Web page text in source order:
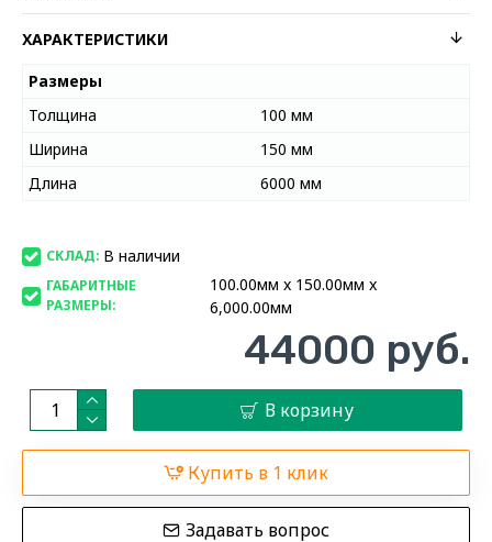
ХАРАКТЕРИСТИКИ
Размеры
Толщина
100 мм
Ширина
150 мм
Длина
6000 мм
СКЛАД: В наличии
ГАБАРИТНЫЕ
РАЗМЕРЫ:
100.00мм x 150.00мм x
6,000.00мм
44000 руб.
В корзину
Купить в 1 клик
Задавать вопрос